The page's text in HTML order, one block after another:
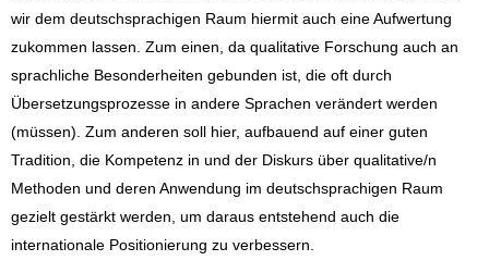
wir dem deutschsprachigen Raum hiermit auch eine Aufwertung
zukommen lassen. Zum einen, da qualitative Forschung auch an
sprachliche Besonderheiten gebunden ist, die oft durch
Übersetzungsprozesse in andere Sprachen verändert werden
(müssen). Zum anderen soll hier, aufbauend auf einer guten
Tradition, die Kompetenz in und der Diskurs über qualitative/n
Methoden und deren Anwendung im deutschsprachigen Raum
gezielt gestärkt werden, um daraus entstehend auch die
internationale Positionierung zu verbessern.